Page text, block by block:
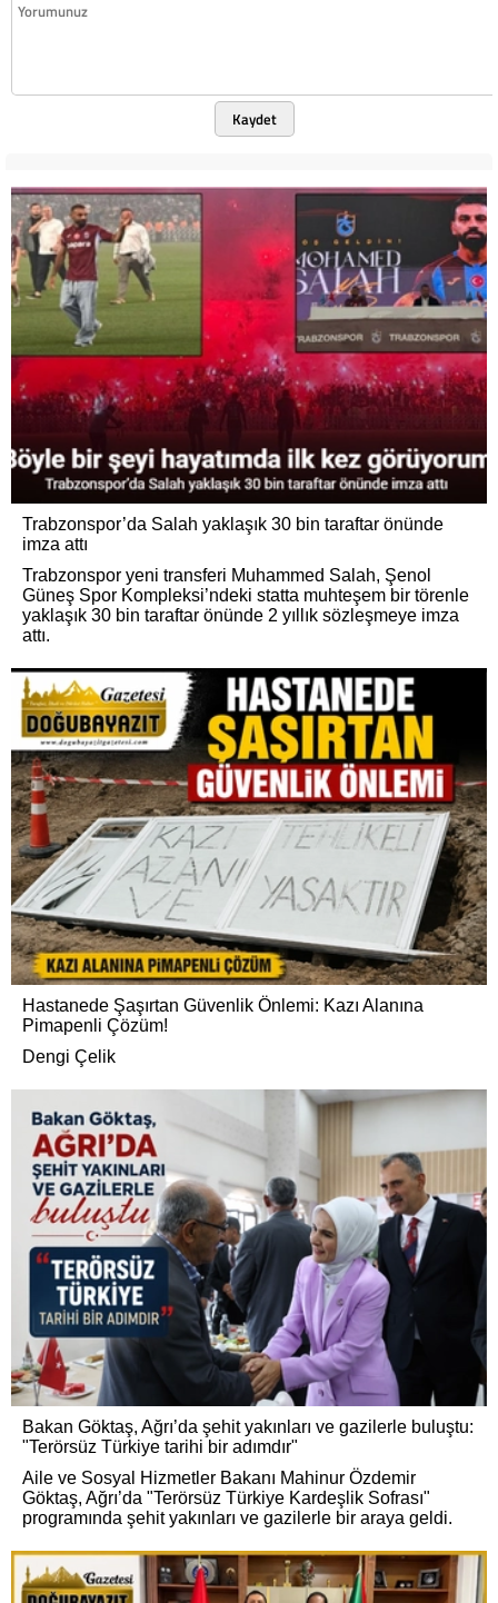
Kaydet
Trabzonspor’da Salah yaklaşık 30 bin taraftar önünde
imza attı
Trabzonspor yeni transferi Muhammed Salah, Şenol
Güneş Spor Kompleksi’ndeki statta muhteşem bir törenle
yaklaşık 30 bin taraftar önünde 2 yıllık sözleşmeye imza
attı.
Hastanede Şaşırtan Güvenlik Önlemi: Kazı Alanına
Pimapenli Çözüm!
Dengi Çelik
Bakan Göktaş, Ağrı’da şehit yakınları ve gazilerle buluştu:
"Terörsüz Türkiye tarihi bir adımdır"
Aile ve Sosyal Hizmetler Bakanı Mahinur Özdemir
Göktaş, Ağrı’da "Terörsüz Türkiye Kardeşlik Sofrası"
programında şehit yakınları ve gazilerle bir araya geldi.